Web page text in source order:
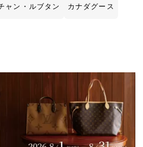
ャン・ルブタン カナダグース